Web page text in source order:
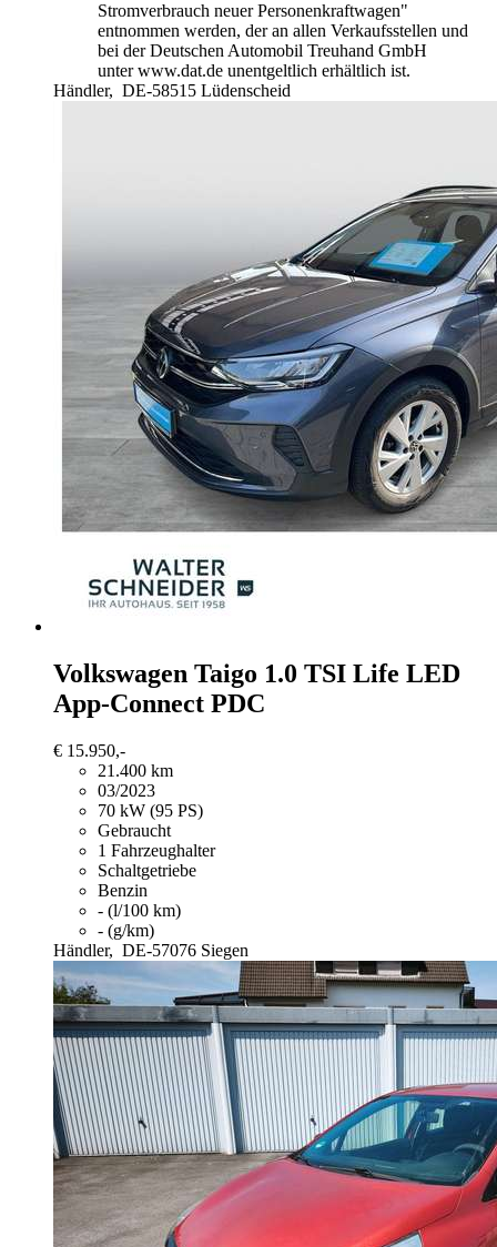
Stromverbrauch neuer Personenkraftwagen"
entnommen werden, der an allen Verkaufsstellen und
bei der Deutschen Automobil Treuhand GmbH
unter www.dat.de unentgeltlich erhältlich ist.
Händler, DE-58515 Lüdenscheid
Volkswagen Taigo 1.0 TSI Life LED
App-Connect PDC
€ 15.950,-
21.400 km
03/2023
70 kW (95 PS)
Gebraucht
1 Fahrzeughalter
Schaltgetriebe
Benzin
- (l/100 km)
- (g/km)
Händler, DE-57076 Siegen